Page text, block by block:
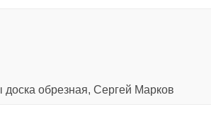
обрезная, Сергей Марков